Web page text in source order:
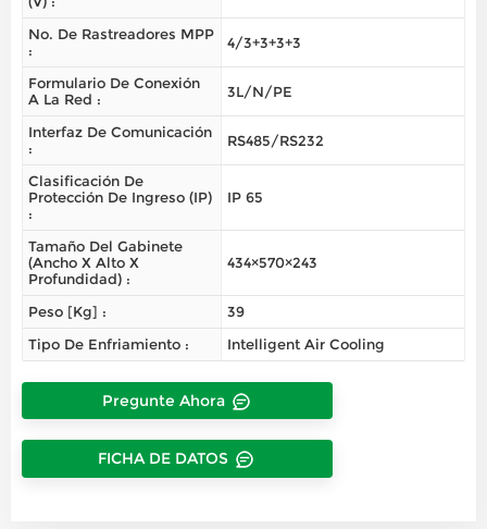
No. De Rastreadores MPP
:
4/3+3+3+3
Formulario De Conexión
A La Red :
3L/N/PE
Interfaz De Comunicación
:
RS485/RS232
Clasificación De
Protección De Ingreso (IP)
:
IP 65
Tamaño Del Gabinete
(ancho X Alto X
Profundidad) :
434×570×243
Peso [kg] :
39
Tipo De Enfriamiento :
Intelligent Air Cooling
Pregunte Ahora
FICHA DE DATOS